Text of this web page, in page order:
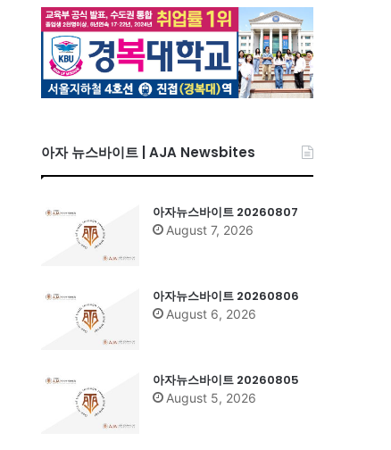
아자 뉴스바이트 | AJA Newsbites
아자뉴스바이트 20260807
August 7, 2026
아자뉴스바이트 20260806
August 6, 2026
아자뉴스바이트 20260805
August 5, 2026